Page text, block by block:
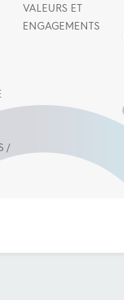
/
VALEURS ET
ENGAGEMENTS